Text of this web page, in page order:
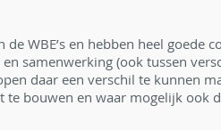
WBE’s en hebben heel goede
samenwerking (ook tussen
daar een verschil te kunnen
te bouwen en waar mogelijk ook